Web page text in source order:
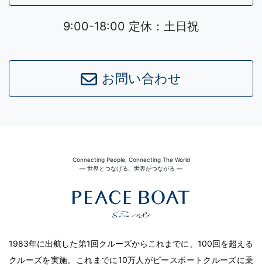
9:00-18:00 定休：土日祝
お問い合わせ
Connecting People, Connecting The World
― 世界とつなげる、世界がつながる ―
1983年に出航した第1回クルーズからこれまでに、100回を超える
クルーズを実施。これまでに10万人がピースボートクルーズに乗